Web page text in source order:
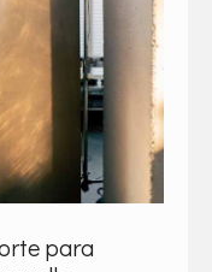
para